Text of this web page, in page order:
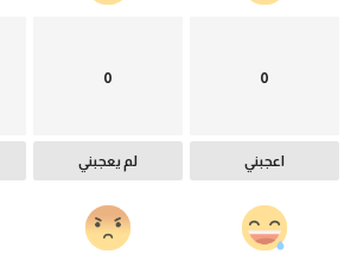
0
اعجبني
0
لم يعجبني